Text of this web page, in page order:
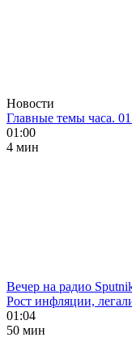
Новости
Главные темы часа.
01:00
4 мин
Вечер на радио
Рост инфляции,
01:04
50 мин